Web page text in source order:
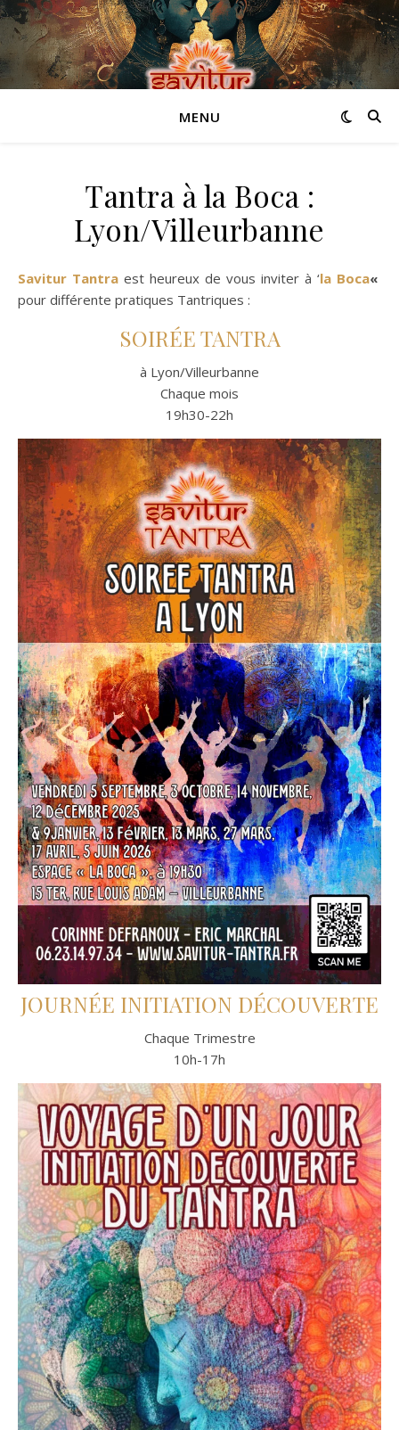
MENU
Tantra à la Boca :
Lyon/Villeurbanne
Savitur Tantra est heureux de vous inviter à ‘la Boca«
pour différente pratiques Tantriques :
SOIRÉE TANTRA
à Lyon/Villeurbanne
Chaque mois
19h30-22h
JOURNÉE INITIATION DÉCOUVERTE
Chaque Trimestre
10h-17h